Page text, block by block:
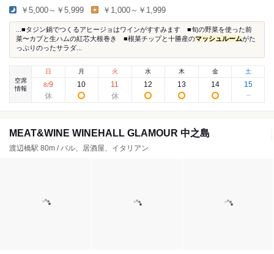
￥5,000～￥5,999 ￥1,000～￥1,999
...■タジン鍋でつくるアヒージョはワインがすすみます ■旬の野菜を使った前
菜〜カブと生ハムの紅芯大根巻き ■根菜チップと十勝産のマッシュルームがた
っぷりのったサラダ...
空席
情報
日
8/9
月
10
火
11
水
12
木
13
金
14
土
15
MEAT&WINE WINEHALL GLAMOUR 中之島
渡辺橋駅 80m / バル、居酒屋、イタリアン